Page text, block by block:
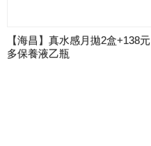
【海昌】真水感月拋2盒+138元
多保養液乙瓶